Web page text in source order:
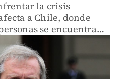
la crisis
a Chile, donde
se encuentran